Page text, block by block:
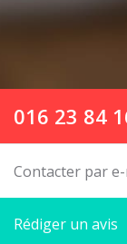
016 23 84
Contacter par
Rédiger un avis